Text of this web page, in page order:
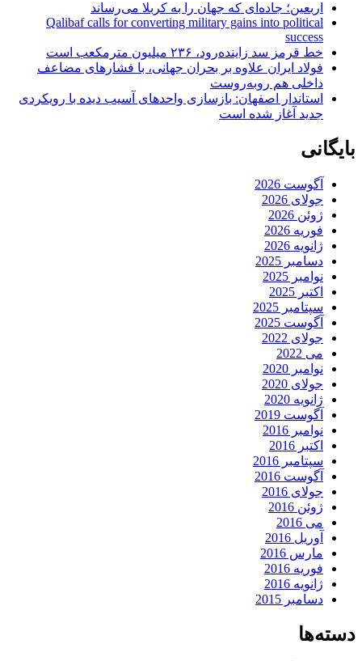
اربعین؛ جاده‌ای که جهان را به کربلا می‌رساند
Qalibaf calls for converting military gains into political
success
خط قرمز سد زاینده‌رود، ۲۳۶ میلیون مترمکعب است
فولاد ایران علاوه بر بحران جهانی، با فشارهای مضاعف
داخلی هم روبه‌روست
استاندار اصفهان: بازسازی واحدهای آسیب دیده با رویکردی
جدید آغاز شده است
بایگانی
آگوست 2026
جولای 2026
ژوئن 2026
فوریه 2026
ژانویه 2026
دسامبر 2025
نوامبر 2025
اکتبر 2025
سپتامبر 2025
آگوست 2025
جولای 2022
می 2022
نوامبر 2020
جولای 2020
ژانویه 2020
آگوست 2019
نوامبر 2016
اکتبر 2016
سپتامبر 2016
آگوست 2016
جولای 2016
ژوئن 2016
می 2016
آوریل 2016
مارس 2016
فوریه 2016
ژانویه 2016
دسامبر 2015
دسته‌ها